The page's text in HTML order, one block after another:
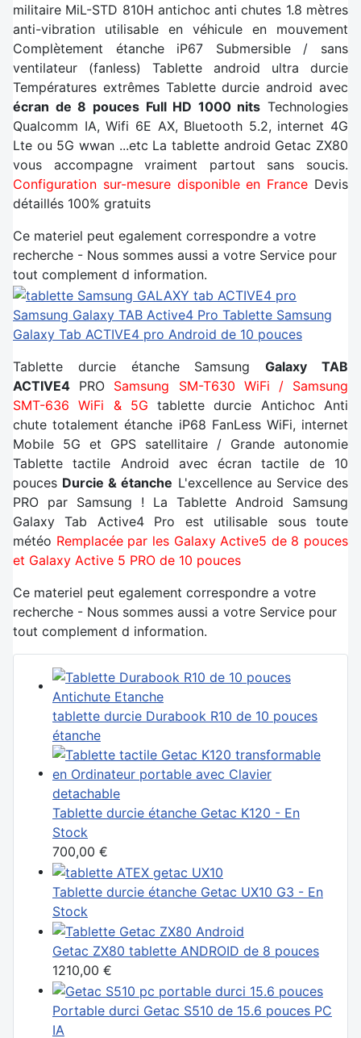
militaire MiL-STD 810H antichoc anti chutes 1.8 mètres
anti-vibration utilisable en véhicule en mouvement
Complètement étanche iP67 Submersible / sans
ventilateur (fanless) Tablette android ultra durcie
Températures extrêmes Tablette durcie android avec
écran de 8 pouces Full HD 1000 nits Technologies
Qualcomm IA, Wifi 6E AX, Bluetooth 5.2, internet 4G
Lte ou 5G wwan ...etc La tablette android Getac ZX80
vous accompagne vraiment partout sans soucis.
Configuration sur-mesure disponible en France Devis
détaillés 100% gratuits
Ce materiel peut egalement correspondre a votre
recherche - Nous sommes aussi a votre Service pour
tout complement d information.
Samsung Galaxy TAB Active4 Pro Tablette Samsung
Galaxy Tab ACTIVE4 pro Android de 10 pouces
Tablette durcie étanche SamsungGalaxy TAB
ACTIVE4 PRO Samsung SM-T630 WiFi / Samsung
SMT-636 WiFi & 5G tablette durcie Antichoc Anti
chute totalement étanche iP68 FanLess WiFi, internet
Mobile 5G et GPS satellitaire / Grande autonomie
Tablette tactile Android avec écran tactile de 10
pouces Durcie & étanche L'excellence au Service des
PRO par Samsung ! La Tablette Android Samsung
Galaxy Tab Active4 Pro est utilisable sous toute
météo Remplacée par les Galaxy Active5 de 8 pouces
et Galaxy Active 5 PRO de 10 pouces
Ce materiel peut egalement correspondre a votre
recherche - Nous sommes aussi a votre Service pour
tout complement d information.
tablette durcie Durabook R10 de 10 pouces
étanche
Tablette durcie étanche Getac K120 - En
Stock
700,00 €
Tablette durcie étanche Getac UX10 G3 - En
Stock
Getac ZX80 tablette ANDROID de 8 pouces
1210,00 €
Portable durci Getac S510 de 15.6 pouces PC
IA